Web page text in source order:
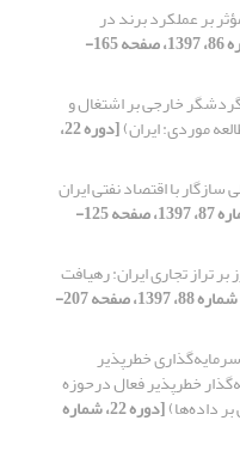
بر عملکرد برند در
[دوره 22، شماره 86، 1397، صفحه 165-
خارجی بر اشتغال و
[دوره 22،
با اقتصاد نفتی ایران
[دوره 22، شماره 87، 1397، صفحه 125-
بر تراز تجاری ایران: رهیافت
[دوره 22، شماره 88، 1397، صفحه 207-
خطرپذیر
خطرپذیر فعال درحوزه
داده‌ها) [دوره 22، شماره